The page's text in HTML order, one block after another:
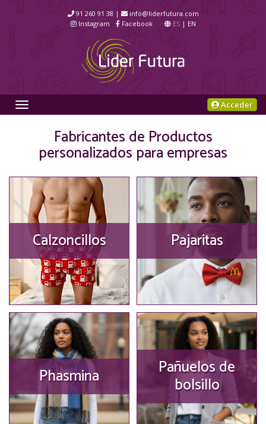
91 260 91 38 |
info@liderfutura.com
Instagram
Facebook ES| EN
Toggle
navigation
Acceder
Fabricantes de Productos
personalizados para empresas
Calzoncillos Pajaritas
Phasmina Pañuelos de
bolsillo